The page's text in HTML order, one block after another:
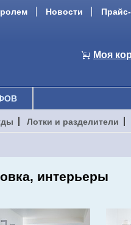
Новости
Моя
Лотки и разделители
интерьеры